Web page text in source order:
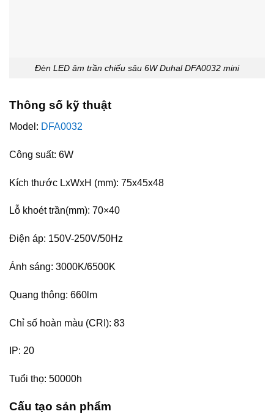
Đèn LED âm trần chiếu sâu 6W Duhal DFA0032 mini
Thông số kỹ thuật
Model: DFA0032
Công suất: 6W
Kích thước LxWxH (mm): 75x45x48
Lỗ khoét trần(mm): 70×40
Điện áp: 150V-250V/50Hz
Ánh sáng: 3000K/6500K
Quang thông: 660lm
Chỉ số hoàn màu (CRI): 83
IP: 20
Tuổi thọ: 50000h
Cấu tạo sản phẩm